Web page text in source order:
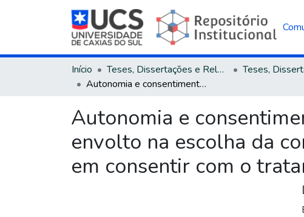
Início Teses, Dissertações e Relatórios
Autonomia e consentimento: uma reflexão acerca do dilema moral envolto na escolha da conduta médica em casos de negativa do paciente em consentir com o tratamento proposto
Autonomia e
envolto na escolha da
em consentir com o